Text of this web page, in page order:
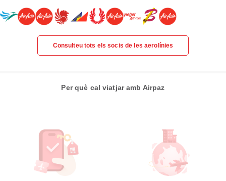
Consulteu tots els socis de les aerolínies
Per què cal viatjar amb Airpaz